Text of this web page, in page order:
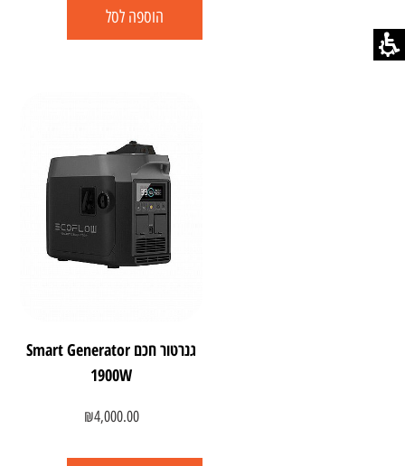
הוספה לסל
גנרטור חכם Smart Generator
1900W
₪4,000.00